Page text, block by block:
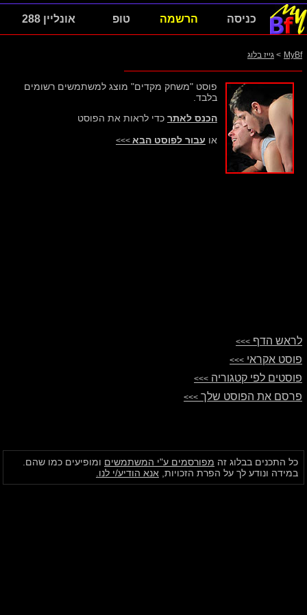
כניסה הרשמה טופ אונליין 288
MyBf
> גייז בלוג
פוסט "משחק מקדים" מוצג למשתמשים רשומים
בלבד.
הכנס לאתר כדי לראות את הפוסט
או עבור לפוסט הבא >>>
לראש הדף >>>
פוסט אקראי >>>
פוסטים לפי קטגוריה >>>
פרסם את הפוסט שלך >>>
כל התכנים בבלוג זה מפורסמים ע"י המשתמשים ומופיעים כמו שהם.
במידה ונודע לך על הפרת הזכויות, אנא הודיע/י לנו.